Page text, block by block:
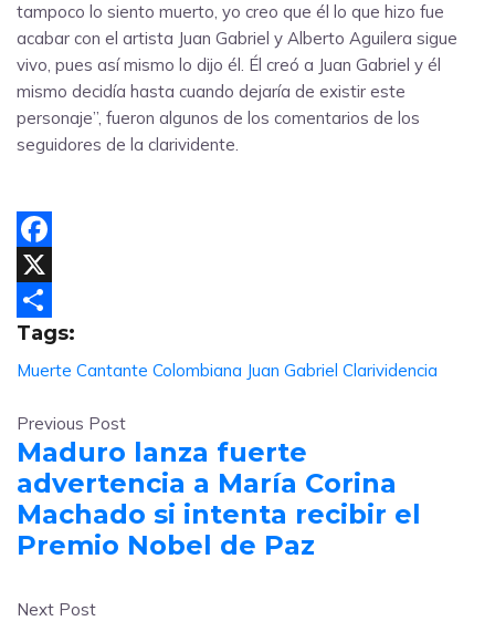
tampoco lo siento muerto, yo creo que él lo que hizo fue
acabar con el artista Juan Gabriel y Alberto Aguilera sigue
vivo, pues así mismo lo dijo él. Él creó a Juan Gabriel y él
mismo decidía hasta cuando dejaría de existir este
personaje”, fueron algunos de los comentarios de los
seguidores de la clarividente.
Facebook
X
Compartir
Tags:
Muerte Cantante Colombiana Juan Gabriel Clarividencia
Previous Post
Maduro lanza fuerte
advertencia a María Corina
Machado si intenta recibir el
Premio Nobel de Paz
Next Post